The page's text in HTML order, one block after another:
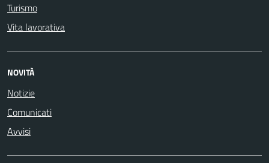
Turismo
Vita lavorativa
NOVITÀ
Notizie
Comunicati
Avvisi